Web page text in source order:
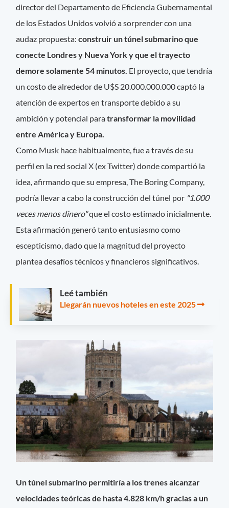
director del Departamento de Eficiencia Gubernamental
de los Estados Unidos volvió a sorprender con una
audaz propuesta: construir un túnel submarino que
conecte Londres y Nueva York y que el trayecto
demore solamente 54 minutos. El proyecto, que tendría
un costo de alrededor de U$S 20.000.000.000 captó la
atención de expertos en transporte debido a su
ambición y potencial paratransformar la movilidad
entre América y Europa.
Como Musk hace habitualmente, fue a través de su
perfil en la red social X (ex Twitter) donde compartió la
idea, afirmando que su empresa, The Boring Company,
podría llevar a cabo la construcción del túnel por "1.000
veces menos dinero"que el costo estimado inicialmente.
Esta afirmación generó tanto entusiasmo como
escepticismo, dado que la magnitud del proyecto
plantea desafíos técnicos y financieros significativos.
Leé también
Llegarán nuevos hoteles en este 2025
Un túnel submarino permitiría a los trenes alcanzar
velocidades teóricas de hasta 4.828 km/h gracias a un